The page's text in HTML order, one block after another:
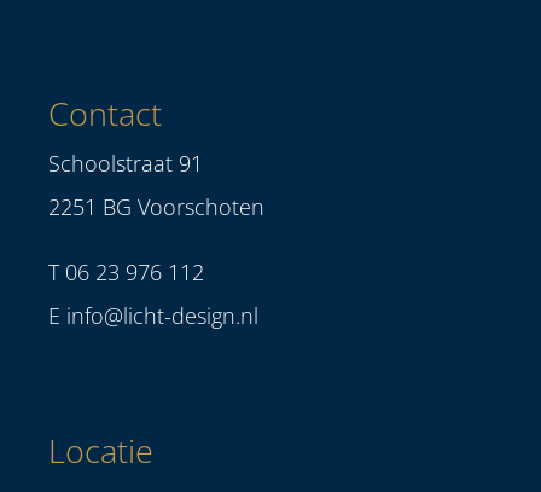
Contact
Schoolstraat 91
2251 BG Voorschoten
T 06 23 976 112
E info@licht-design.nl
Locatie